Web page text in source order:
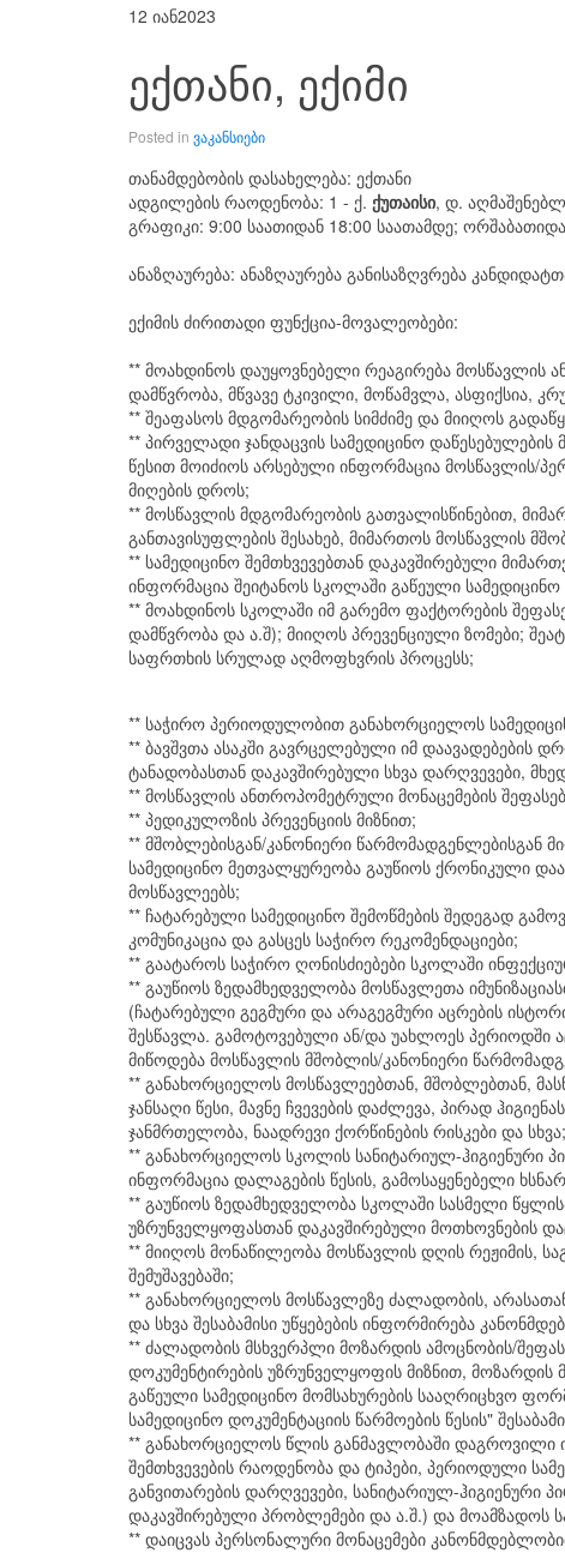
12 იან2023
ექთანი, ექიმი
Posted in ვაკანსიები
თანამდებობის დასახელება: ექთანი
ადგილების რაოდენობა: 1 - ქ. ქუთაისი, დ.
გრაფიკი: 9:00 საათიდან 18:00 საათამდე;
ანაზღაურება: ანაზღაურება განისაზღვრება
ექიმის ძირითადი ფუნქცია-მოვალეობები:
** მოახდინოს დაუყოვნებელი რეაგირება მოსწავლის
დამწვრობა, მწვავე ტკივილი, მოწამვლა, ასფიქსია,
** შეაფასოს მდგომარეობის სიმძიმე და მიიღოს
** პირველადი ჯანდაცვის სამედიცინო
წესით მოიძიოს არსებული ინფორმაცია მოსწავლის/
მიღების დროს;
** მოსწავლის მდგომარეობის გათვალისწინებით,
განთავისუფლების შესახებ, მიმართოს მოსწავლის
** სამედიცინო შემთხვევებთან დაკავშირებული
ინფორმაცია შეიტანოს სკოლაში გაწეული
** მოახდინოს სკოლაში იმ გარემო ფაქტორების
დამწვრობა და ა.შ); მიიღოს პრევენციული ზომები;
საფრთხის სრულად აღმოფხვრის პროცესს;
** საჭირო პერიოდულობით განახორციელოს
** ბავშვთა ასაკში გავრცელებული იმ
ტანადობასთან დაკავშირებული სხვა დარღვევები,
** მოსწავლის ანთროპომეტრული მონაცემების
** პედიკულოზის პრევენციის მიზნით;
** მშობლებისგან/კანონიერი წარმომადგენლებისგან
სამედიცინო მეთვალყურეობა გაუწიოს ქრონიკული
მოსწავლეებს;
** ჩატარებული სამედიცინო შემოწმების შედეგად
კომუნიკაცია და გასცეს საჭირო რეკომენდაციები;
** გაატაროს საჭირო ღონისძიებები სკოლაში
** გაუწიოს ზედამხედველობა მოსწავლეთა
(ჩატარებული გეგმური და არაგეგმური აცრების
შესწავლა. გამოტოვებული ან/და უახლოეს პერიოდში
მიწოდება მოსწავლის მშობლის/კანონიერი
** განახორციელოს მოსწავლეებთან, მშობლებთან,
ჯანსაღი წესი, მავნე ჩვევების დაძლევა, პირად
ჯანმრთელობა, ნაადრევი ქორწინების რისკები და სხვა;
** განახორციელოს სკოლის სანიტარიულ-ჰიგიენური
ინფორმაცია დალაგების წესის, გამოსაყენებელი
** გაუწიოს ზედამხედველობა სკოლაში სასმელი
უზრუნველყოფასთან დაკავშირებული მოთხოვნების
** მიიღოს მონაწილეობა მოსწავლის დღის რეჟიმის,
შემუშავებაში;
** განახორციელოს მოსწავლეზე ძალადობის,
და სხვა შესაბამისი უწყებების ინფორმირება
** ძალადობის მსხვერპლი მოზარდის ამოცნობის/
დოკუმენტირების უზრუნველყოფის მიზნით,
გაწეული სამედიცინო მომსახურების სააღრიცხვო
სამედიცინო დოკუმენტაციის წარმოების წესის"
** განახორციელოს წლის განმავლობაში დაგროვილი
შემთხვევების რაოდენობა და ტიპები, პერიოდული
განვითარების დარღვევები, სანიტარიულ-ჰიგიენური
დაკავშირებული პრობლემები და ა.შ.) და მოამზადოს
** დაიცვას პერსონალური მონაცემები